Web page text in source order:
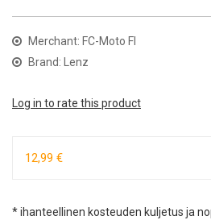
Merchant: FC-Moto FI
Brand: Lenz
Log in to rate this product
12,99 €
* ihanteellinen kosteuden kuljetus ja